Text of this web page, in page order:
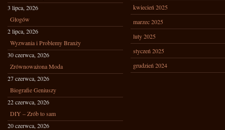
3 lipca, 2026
Głogów
2 lipca, 2026
Wyzwania i Problemy Branży
30 czerwca, 2026
Zrównoważona Moda
27 czerwca, 2026
Biografie Geniuszy
22 czerwca, 2026
DIY – Zrób to sam
20 czerwca, 2026
kwiecień 2025
marzec 2025
luty 2025
styczeń 2025
grudzień 2024